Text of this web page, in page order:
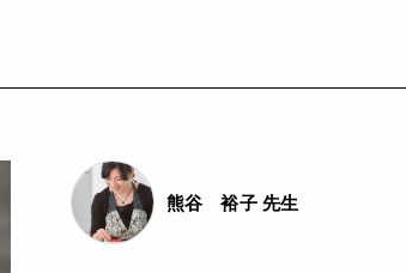
熊谷 裕子 先生